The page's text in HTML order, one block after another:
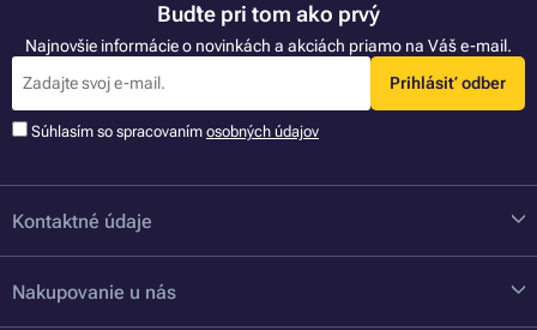
Buďte pri tom ako prvý
Najnovšie informácie o novinkách a akciách priamo na Váš e-mail.
Prihlásiť odber
Súhlasím so spracovaním osobných údajov
Kontaktné údaje
Nakupovanie u nás